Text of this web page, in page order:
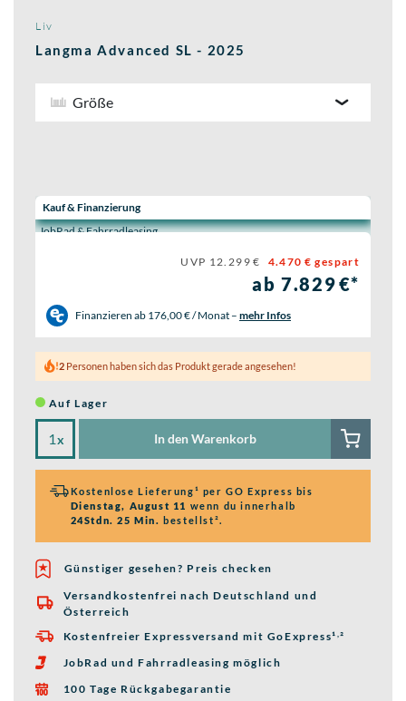
Liv
Langma Advanced SL - 2025
Größe
Wähle eine Preisoption:
Kauf & Finanzierung
JobRad & Fahrradleasing
UVP 12.299 € 4.470 € gespart
ab 7.829 €*
Finanzieren ab 176,00 € / Monat – mehr Infos
2 Personen haben sich das Produkt gerade angesehen!
Auf Lager
x In den Warenkorb
Kostenlose Lieferung¹ per GO Express bis
Dienstag, August 11 wenn du innerhalb
24Stdn. 25 Min. bestellst².
Günstiger gesehen? Preis checken

Versandkostenfrei nach Deutschland und
Österreich
 Kostenfreier Expressversand mit GoExpress¹ ,²
 JobRad und Fahrradleasing möglich
 100 Tage Rückgabegarantie